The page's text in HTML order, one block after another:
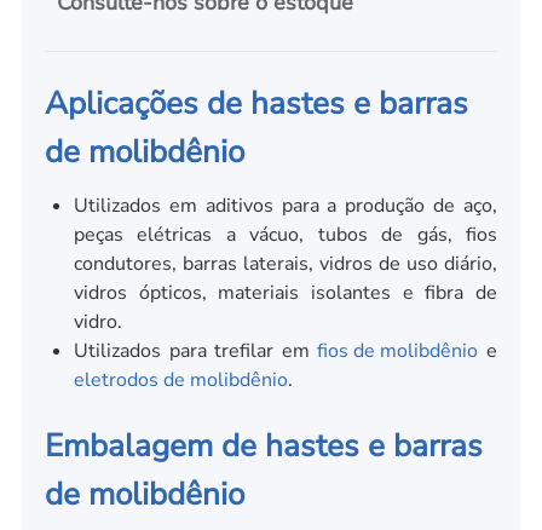
Aplicações de hastes e barras
de molibdênio
Utilizados em aditivos para a produção de aço,
peças elétricas a vácuo, tubos de gás, fios
condutores, barras laterais, vidros de uso diário,
vidros ópticos, materiais isolantes e fibra de
vidro.
Utilizados para trefilar emfios de molibdênio e
eletrodos de molibdênio.
Embalagem de hastes e barras
de molibdênio